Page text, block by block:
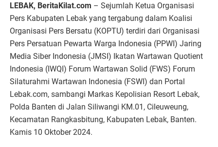
LEBAK, BeritaKilat.com – Sejumlah Ketua Organisasi
Pers Kabupaten Lebak yang tergabung dalam Koalisi
Organisasi Pers Bersatu (KOPTU) terdiri dari Organisasi
Pers Persatuan Pewarta Warga Indonesia (PPWI) Jaring
Media Siber Indonesia (JMSI) Ikatan Wartawan Quotient
Indonesia (IWQI) Forum Wartawan Solid (FWS) Forum
Silaturahmi Wartawan Indonesia (FSWI) dan Portal
Lebak.com, sambangi Markas Kepolisian Resort Lebak,
Polda Banten di Jalan Siliwangi KM.01, Cileuweung,
Kecamatan Rangkasbitung, Kabupaten Lebak, Banten.
Kamis 10 Oktober 2024.